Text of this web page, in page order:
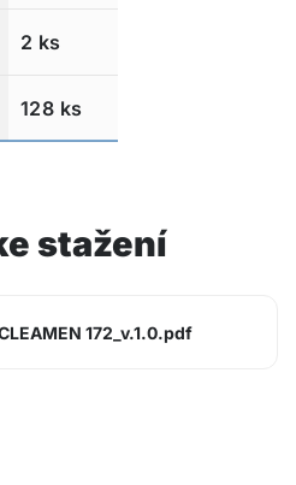
2 ks
128 ks
stažení
172_v.1.0.pdf